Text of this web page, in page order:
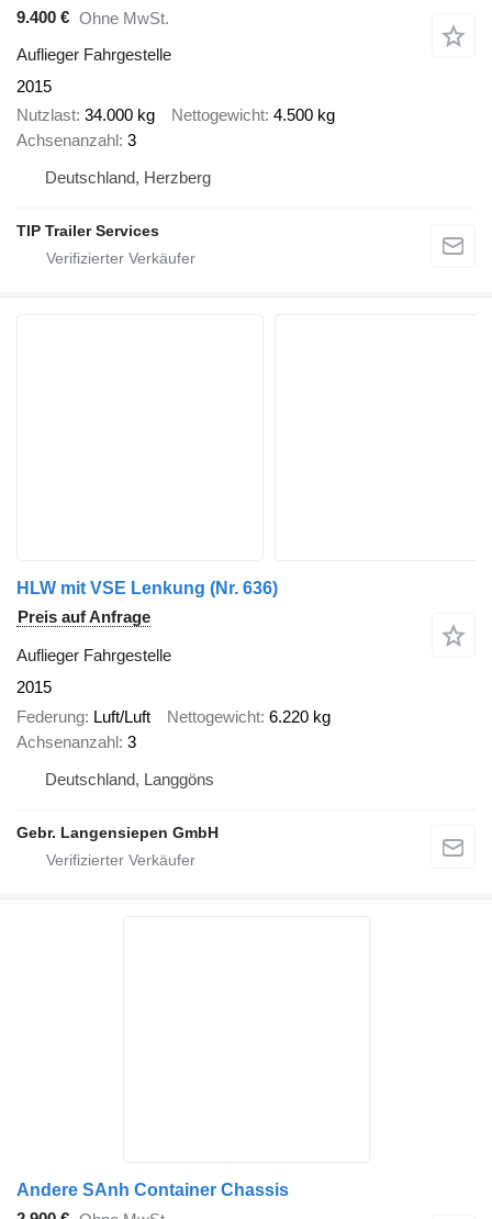
9.400 € Ohne MwSt.
Auflieger Fahrgestelle
2015
Nutzlast 34.000 kg Nettogewicht 4.500 kg
Achsenanzahl 3
Deutschland, Herzberg
TIP Trailer Services
HLW mit VSE Lenkung (Nr. 636)
Preis auf Anfrage
Auflieger Fahrgestelle
2015
Federung Luft/Luft Nettogewicht 6.220 kg
Achsenanzahl 3
Deutschland, Langgöns
Gebr. Langensiepen GmbH
Andere SAnh Container Chassis